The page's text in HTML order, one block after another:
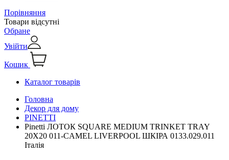
Порівняння
Товари відсутні
Обране
Увійти
Кошик
Каталог товарів
Головна
Декор для дому
PINETTI
Pinetti ЛОТОК SQUARE MEDIUM TRINKET TRAY
20X20 011-CAMEL LIVERPOOL ШКІРА 0133.029.011
Італія